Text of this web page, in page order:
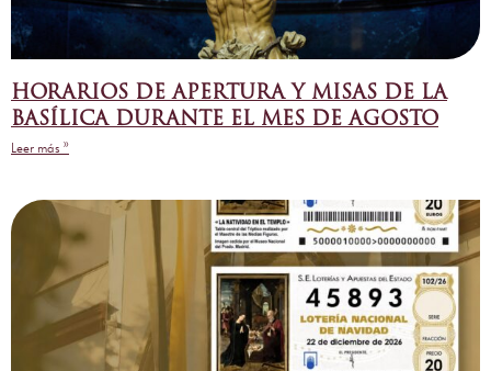
HORARIOS DE APERTURA Y MISAS DE LA
BASÍLICA DURANTE EL MES DE AGOSTO
Leer más »